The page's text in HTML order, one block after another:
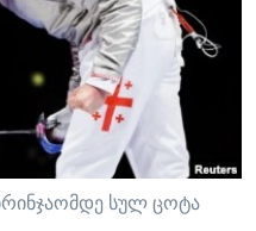
სულ ცოტა